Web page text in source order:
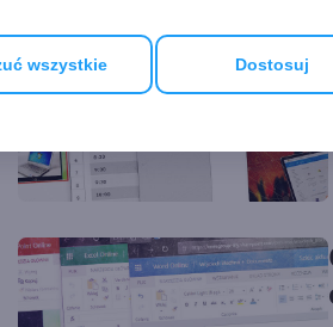
wszystkie Dostosuj